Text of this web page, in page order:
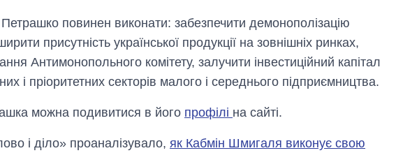
повинен виконати: забезпечити демонополізацію
присутність української продукції на зовнішніх ринках,
Антимонопольного комітету, залучити інвестиційний капітал
і пріоритетних секторів малого і середнього підприємництва.
можна подивитися в його профілі на сайті.
і діло» проаналізувало, як Кабмін Шмигаля виконує свою